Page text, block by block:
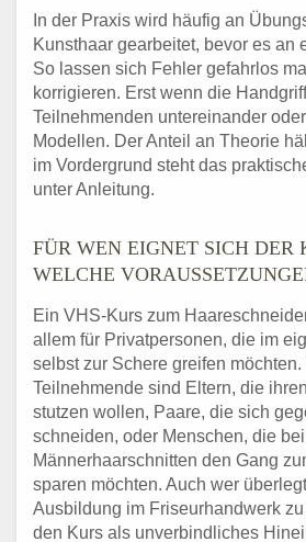
In der Praxis wird häufig an
Kunsthaar gearbeitet, bevor es an
So lassen sich Fehler gefahrlos
korrigieren. Erst wenn die
Teilnehmenden untereinander
Modellen. Der Anteil an Theorie
im Vordergrund steht das
unter Anleitung.
FÜR WEN EIGNET SICH DER
WELCHE
Ein VHS-Kurs zum
allem für Privatpersonen, die im
selbst zur Schere greifen
Teilnehmende sind Eltern, die
stutzen wollen, Paare, die sich
schneiden, oder Menschen, die
Männerhaarschnitten den Gang
sparen möchten. Auch wer
Ausbildung im Friseurhandwerk
den Kurs als unverbindliches